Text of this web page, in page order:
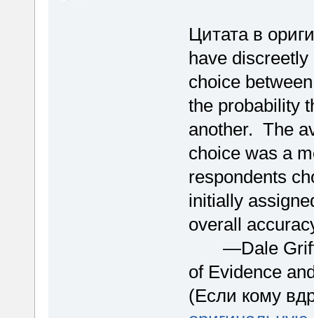
Цитата в
have
choice
the probability
another. The
choice was a
respondents
initially
overall
—Dale Griffin
of Evidence
(Если кому